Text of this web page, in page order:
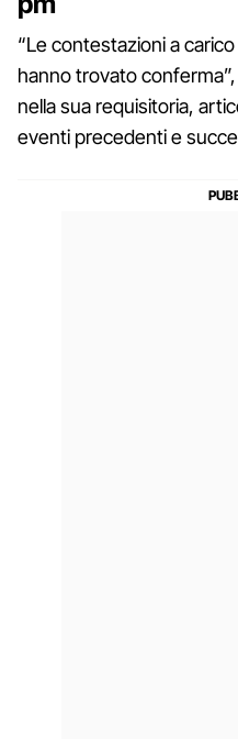
“Le contestazioni a
hanno trovato
nella sua requisitoria,
eventi precedenti e